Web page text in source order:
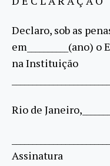
Declaro, sob as
em__________(ano)
na Instituição
Rio de
Assinatura